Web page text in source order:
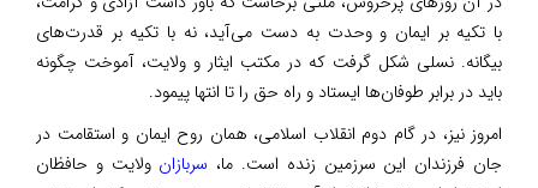
با تکیه بر ایمان و وحدت به دست می‌آید، نه با تکیه بر قدرت‌های
بیگانه. نسلی شکل گرفت که در مکتب ایثار و ولایت، آموخت چگونه
باید در برابر طوفان‌ها ایستاد و راه حق را تا انتها پیمود.
امروز نیز، در گام دوم انقلاب اسلامی، همان روح ایمان و استقامت در
جان فرزندان این سرزمین زنده است. ما، سربازان ولایت و حافظان